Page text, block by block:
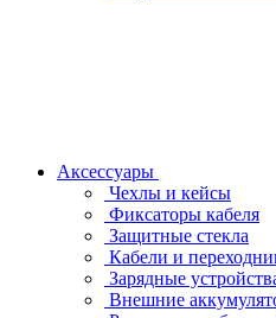
Аксессуары
Чехлы и кейсы
Фиксаторы кабеля
Защитные стекла
Кабели и
Зарядные
Внешние